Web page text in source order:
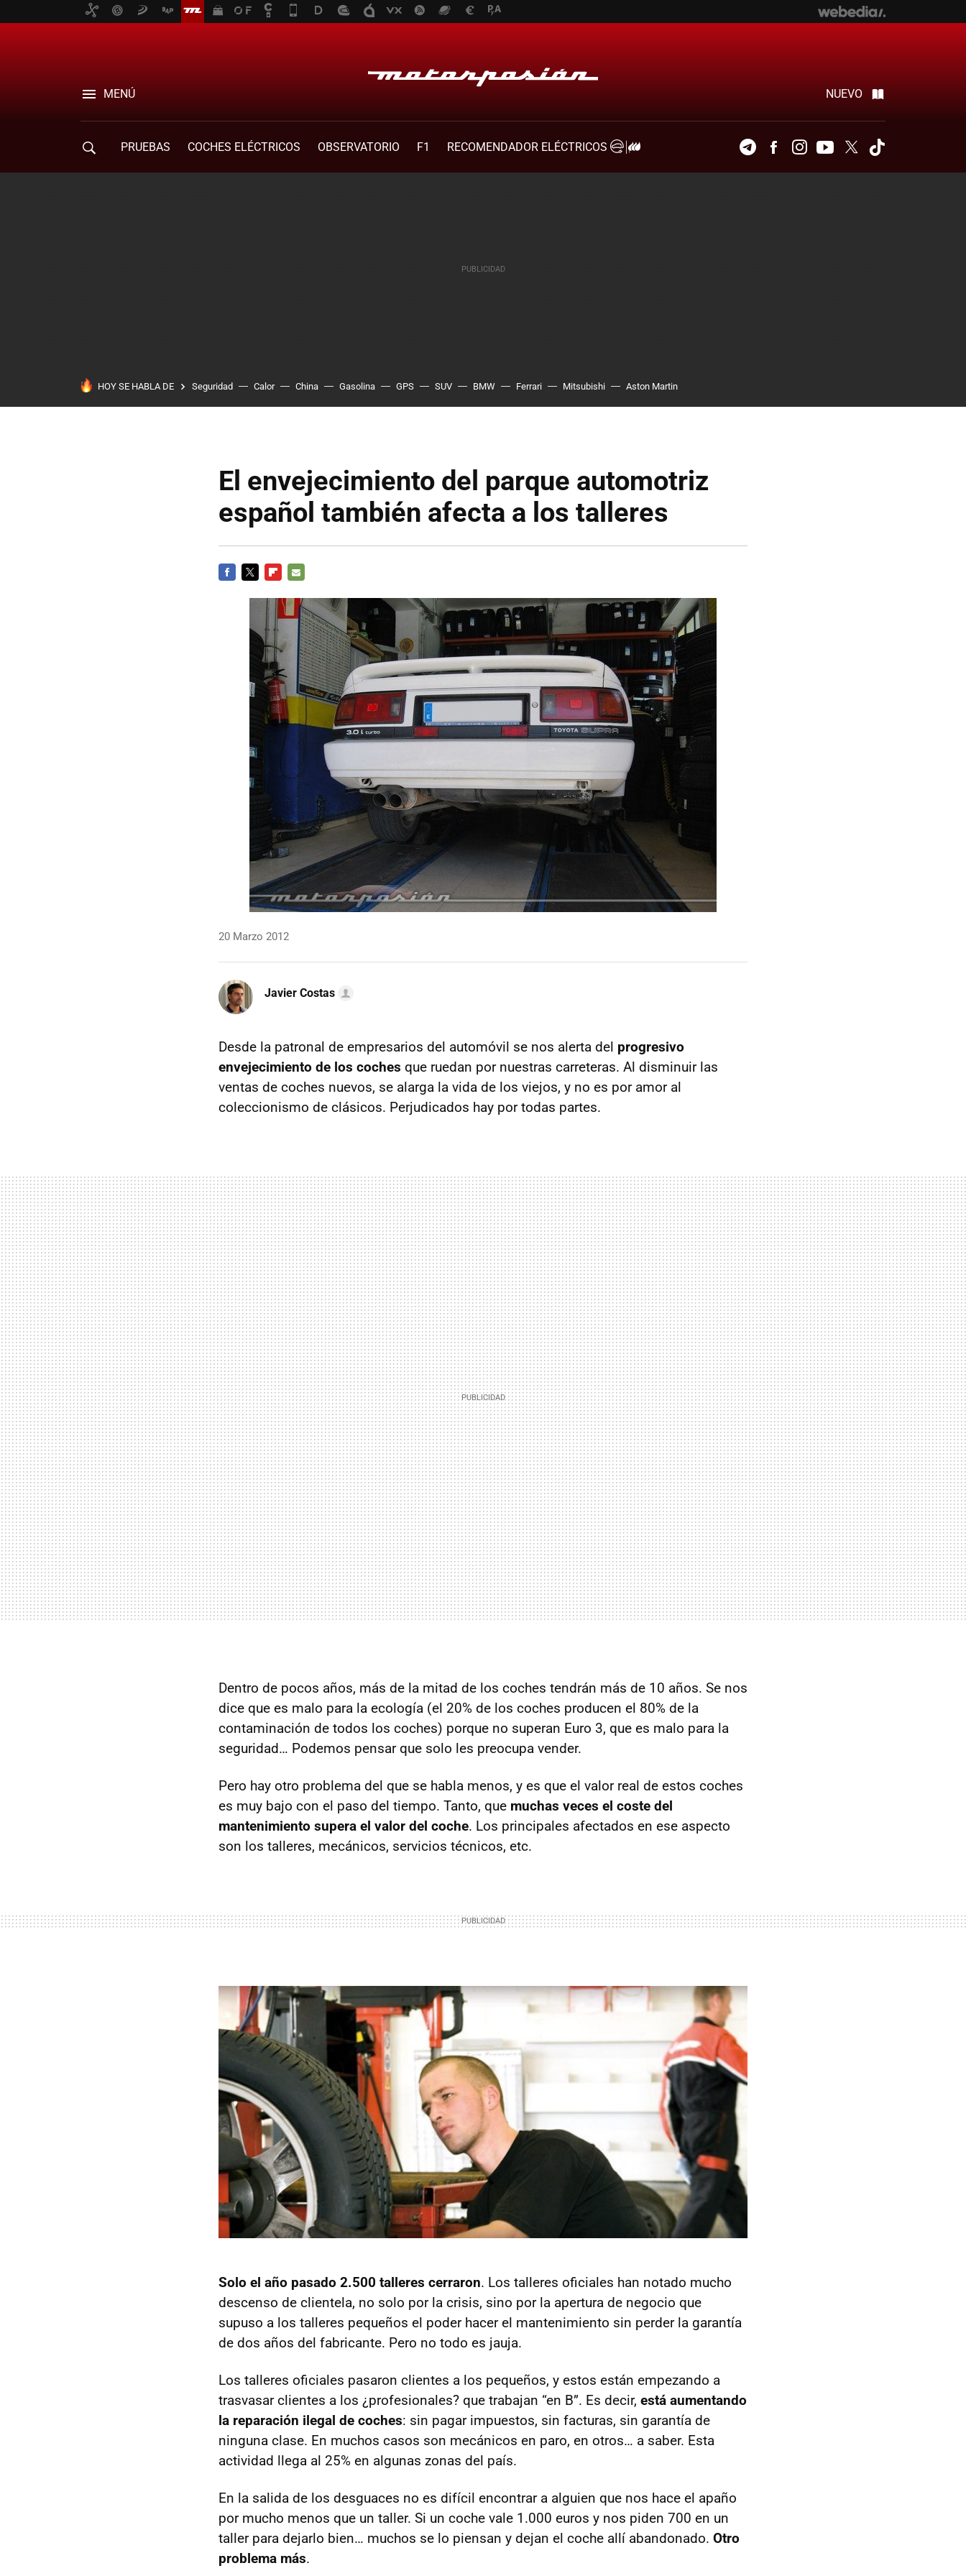
MENÚ NUEVO
PRUEBAS COCHES ELÉCTRICOS OBSERVATORIO F1
RECOMENDADOR ELÉCTRICOS
TelegramFacebookInstagramYoutubeTwitter
HOY SE HABLA DE Seguridad Calor China Gasolina GPS SUV BMW Ferrari Mitsubishi Aston Martin
El envejecimiento del parque automotriz
español también afecta a los talleres
MAIL
20 Marzo 2012
Javier Costas
Desde la patronal de empresarios del automóvil se nos alerta del progresivo
envejecimiento de los coches que ruedan por nuestras carreteras. Al disminuir las
ventas de coches nuevos, se alarga la vida de los viejos, y no es por amor al
coleccionismo de clásicos. Perjudicados hay por todas partes.
Dentro de pocos años, más de la mitad de los coches tendrán más de 10 años. Se nos
dice que es malo para la ecología (el 20% de los coches producen el 80% de la
contaminación de todos los coches) porque no superan Euro 3, que es malo para la
seguridad… Podemos pensar que solo les preocupa vender.
Pero hay otro problema del que se habla menos, y es que el valor real de estos coches
es muy bajo con el paso del tiempo. Tanto, que muchas veces el coste del
mantenimiento supera el valor del coche. Los principales afectados en ese aspecto
son los talleres, mecánicos, servicios técnicos, etc.
Solo el año pasado 2.500 talleres cerraron. Los talleres oficiales han notado mucho
descenso de clientela, no solo por la crisis, sino por la apertura de negocio que
supuso a los talleres pequeños el poder hacer el mantenimiento sin perder la garantía
de dos años del fabricante. Pero no todo es jauja.
Los talleres oficiales pasaron clientes a los pequeños, y estos están empezando a
trasvasar clientes a los ¿profesionales? que trabajan “en B”. Es decir, está aumentando
la reparación ilegal de coches: sin pagar impuestos, sin facturas, sin garantía de
ninguna clase. En muchos casos son mecánicos en paro, en otros… a saber. Esta
actividad llega al 25% en algunas zonas del país.
En la salida de los desguaces no es difícil encontrar a alguien que nos hace el apaño
por mucho menos que un taller. Si un coche vale 1.000 euros y nos piden 700 en un
taller para dejarlo bien… muchos se lo piensan y dejan el coche allí abandonado. Otro
problema más.